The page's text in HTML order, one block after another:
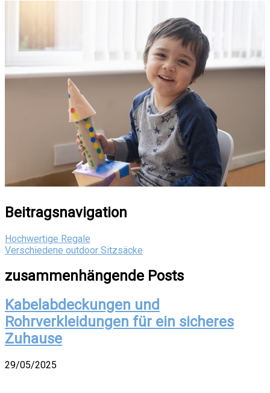
Beitragsnavigation
Hochwertige Regale
Verschiedene outdoor Sitzsäcke
zusammenhängende Posts
Kabelabdeckungen und
Rohrverkleidungen für ein sicheres
Zuhause
29/05/2025